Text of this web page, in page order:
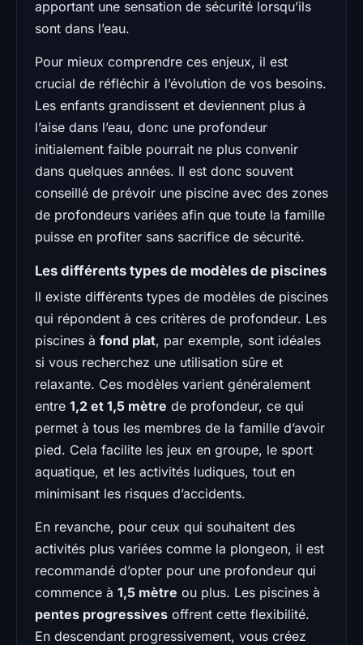
apportant une sensation de sécurité lorsqu’ils
sont dans l’eau.
Pour mieux comprendre ces enjeux, il est
crucial de réfléchir à l’évolution de vos besoins.
Les enfants grandissent et deviennent plus à
l’aise dans l’eau, donc une profondeur
initialement faible pourrait ne plus convenir
dans quelques années. Il est donc souvent
conseillé de prévoir une piscine avec des zones
de profondeurs variées afin que toute la famille
puisse en profiter sans sacrifice de sécurité.
Les différents types de modèles de piscines
Il existe différents types de modèles de piscines
qui répondent à ces critères de profondeur. Les
piscines à fond plat, par exemple, sont idéales
si vous recherchez une utilisation sûre et
relaxante. Ces modèles varient généralement
entre 1,2 et 1,5 mètre de profondeur, ce qui
permet à tous les membres de la famille d’avoir
pied. Cela facilite les jeux en groupe, le sport
aquatique, et les activités ludiques, tout en
minimisant les risques d’accidents.
En revanche, pour ceux qui souhaitent des
activités plus variées comme la plongeon, il est
recommandé d’opter pour une profondeur qui
commence à 1,5 mètre ou plus. Les piscines à
pentes progressives offrent cette flexibilité.
En descendant progressivement, vous créez